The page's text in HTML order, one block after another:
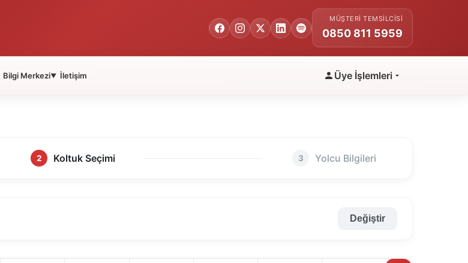
MÜŞTERI TEMSILCISI
0850 811 5959
Bilgi Merkezi▼ İletişim Üye İşlemleri
2 Koltuk Seçimi 3 Yolcu Bilgileri
Değiştir